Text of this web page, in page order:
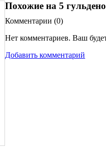
Похожие на 5
Комментарии (0)
Нет комментариев. Ваш
Добавить комментарий